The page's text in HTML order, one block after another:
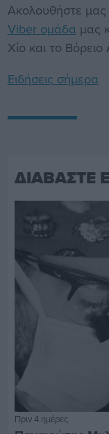
Ακολουθήστε μας
Viber ομάδα μας
Χίο και το Βόρειο
Ειδήσεις σήμερα
ΔΙΑΒΑΣΤΕ
Πριν 4 ημέρες